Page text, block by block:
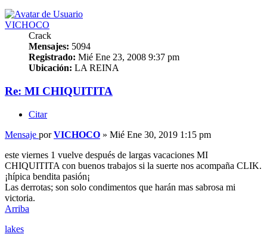
VICHOCO
Crack
Mensajes: 5094
Registrado: Mié Ene 23, 2008 9:37 pm
Ubicación: LA REINA
Re: MI CHIQUITITA
Citar
Mensaje porVICHOCO » Mié Ene 30, 2019 1:15 pm
este viernes 1 vuelve después de largas vacaciones MI
CHIQUITITA con buenos trabajos si la suerte nos acompaña CLIK.
¡hípica bendita pasión¡
Las derrotas; son solo condimentos que harán mas sabrosa mi
victoria.
Arriba
lakes